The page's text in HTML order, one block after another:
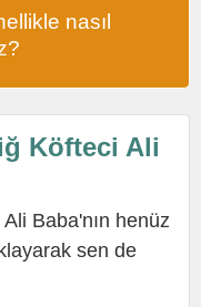
nasıl
Köfteci Ali
Baba'nın henüz
sen de